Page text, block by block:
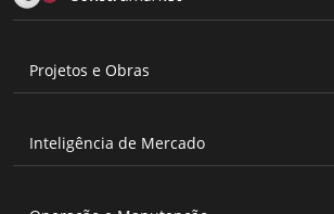
Projetos e Obras
Inteligência de Mercado